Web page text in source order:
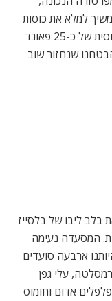
למלא את כוסות
היין והסודה לאורך כל הערב. בסכום זעום יחסית של כ-25 פאונד
שנחזור שוב
ליבו של בלסייז
המסעדה נעימה
ארבעה סועדים
עלי גפן
אדום וחומוס